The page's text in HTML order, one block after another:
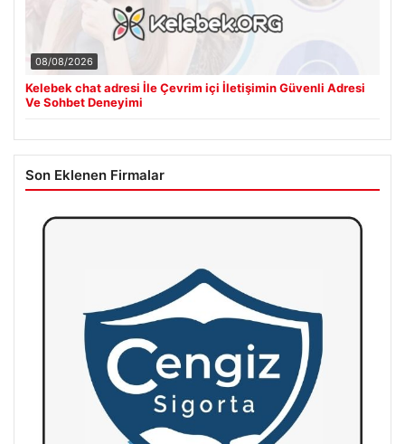
08/08/2026
Kelebek chat adresi İle Çevrim içi İletişimin Güvenli Adresi
Ve Sohbet Deneyimi
Son Eklenen Firmalar